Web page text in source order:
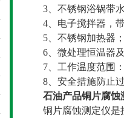
3、不锈钢浴锅带
4、电子搅拌器，
5、不锈钢加热器
6、微处理恒温器
7、工作温度范围
8、安全措施防止
石油产品铜片腐蚀
铜片腐蚀测定仪是